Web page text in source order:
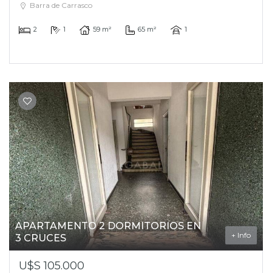
Barra de Carrasco
2 1 59 m² 65 m² 1
APARTAMENTO 2 DORMITORIOS EN
3 CRUCES
+ Info
U$S 105.000